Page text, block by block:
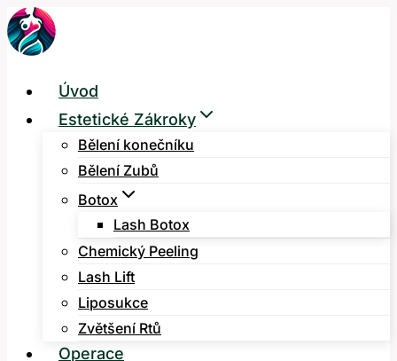
Přeskočit
na
Úvod
Estetické Zákroky
Bělení konečníku
Bělení Zubů
Botox
Lash Botox
Chemický Peeling
Lash Lift
Liposukce
Zvětšení Rtů
Operace